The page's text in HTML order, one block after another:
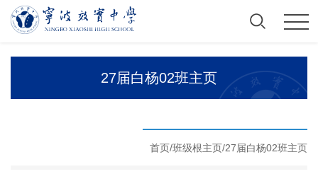
27届白杨02班主页
首页/班级根主页/27届白杨02班主页